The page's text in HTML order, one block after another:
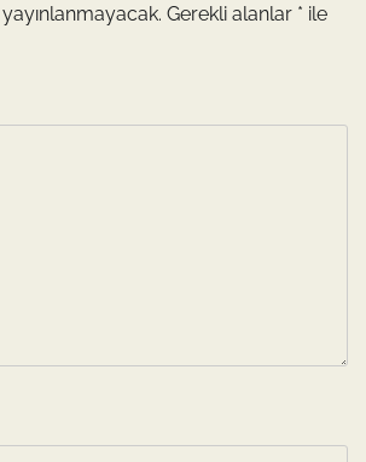
Gerekli alanlar * ile